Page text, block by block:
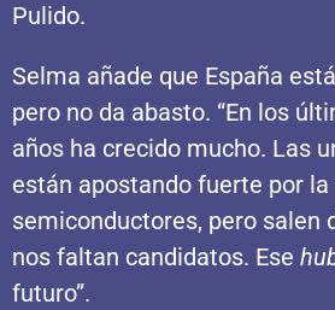
Pulido.
Selma añade que España
pero no da abasto. “En los
años ha crecido mucho. Las
están apostando fuerte por
semiconductores, pero salen
nos faltan candidatos. Ese
futuro”.